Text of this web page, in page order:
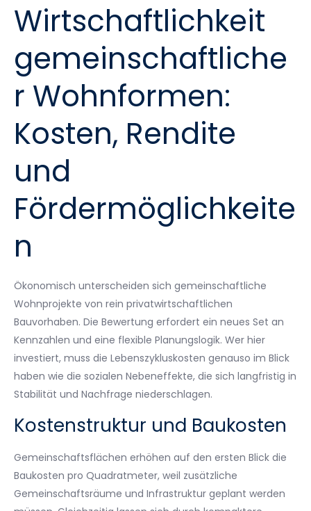
Wirtschaftlichkeit
gemeinschaftliche
r Wohnformen:
Kosten, Rendite
und
Fördermöglichkeite
n
Ökonomisch unterscheiden sich gemeinschaftliche
Wohnprojekte von rein privatwirtschaftlichen
Bauvorhaben. Die Bewertung erfordert ein neues Set an
Kennzahlen und eine flexible Planungslogik. Wer hier
investiert, muss die Lebenszykluskosten genauso im Blick
haben wie die sozialen Nebeneffekte, die sich langfristig in
Stabilität und Nachfrage niederschlagen.
Kostenstruktur und Baukosten
Gemeinschaftsflächen erhöhen auf den ersten Blick die
Baukosten pro Quadratmeter, weil zusätzliche
Gemeinschaftsräume und Infrastruktur geplant werden